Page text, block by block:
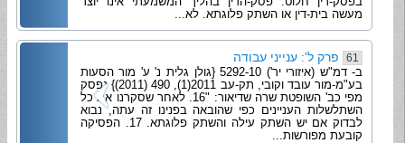
מעשה בית-דין או השתק פלוגתא. לא...
פרק ל': ענייני עבודה
ב- דמ"ש (איזורי יר') 5292-10 {גולן גלית נ' ע' מור הסעות
בע"מ-מור עובד וקובי, תק-עב 2011(1), 490 (2011)} נפסק
מפי כב' השופטת שרה שדיאור: "16. לאחר שסקרנו את כל
השתלשלות העניינים כפי שהובאה בפנינו זה עתה, נבוא
לבדוק אם יש השתק עילה והשתק פלוגתא. 17. הפסיקה
קובעת מפורשות...